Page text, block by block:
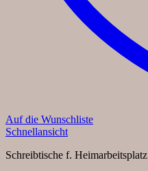
Auf die Wunschliste
Schnellansicht
Schreibtische f. Heimarbeitsplatz